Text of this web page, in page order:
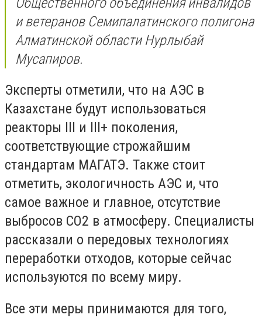
и ветеранов Семипалатинского полигона
Алматинской области Нурлыбай
Мусапиров.
Эксперты отметили, что на АЭС в
Казахстане будут использоваться
реакторы III и III+ поколения,
соответствующие строжайшим
стандартам МАГАТЭ. Также стоит
отметить, экологичность АЭС и, что
самое важное и главное, отсутствие
выбросов СО2 в атмосферу. Специалисты
рассказали о передовых технологиях
переработки отходов, которые сейчас
используются по всему миру.
Все эти меры принимаются для того,